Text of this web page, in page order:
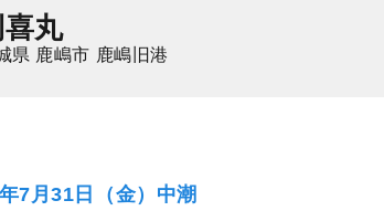
丸
県 鹿嶋市 鹿嶋旧港
7月31日（金）中潮